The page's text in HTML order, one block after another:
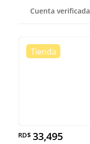
Cuenta verificada
RD$ 33,495